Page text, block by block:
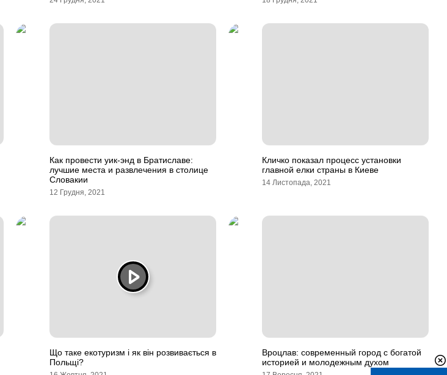
Как провести уик-энд в Братиславе:
лучшие места и развлечения в столице
Словакии
12 Грудня, 2021
Кличко показал процесс установки
главной елки страны в Киеве
14 Листопада, 2021
Що таке екотуризм і як він розвивається в
Польщі?
Вроцлав: современный город с богатой
историей и молодежным духом